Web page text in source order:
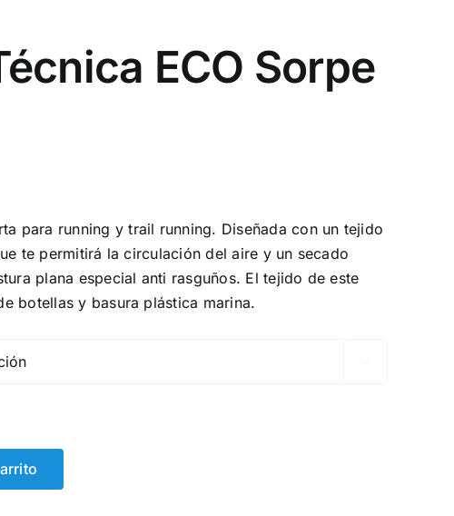
ECO Sorpe
para running y trail running. Diseñada con un tejido
te permitirá la circulación del aire y un secado
plana especial anti rasguños. El tejido de este
botellas y basura plástica marina.